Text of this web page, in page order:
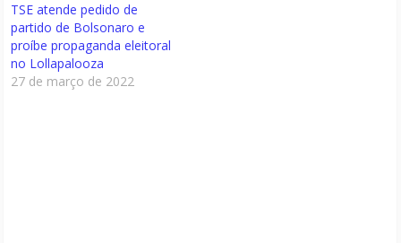
TSE atende pedido de
partido de Bolsonaro e
proíbe propaganda eleitoral
no Lollapalooza
27 de março de 2022